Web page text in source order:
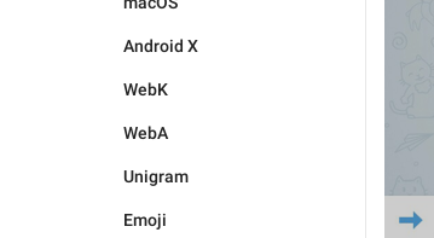
Android X
WebK
WebA
Unigram
Emoji